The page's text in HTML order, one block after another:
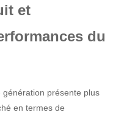
et
du
présente plus
en termes de